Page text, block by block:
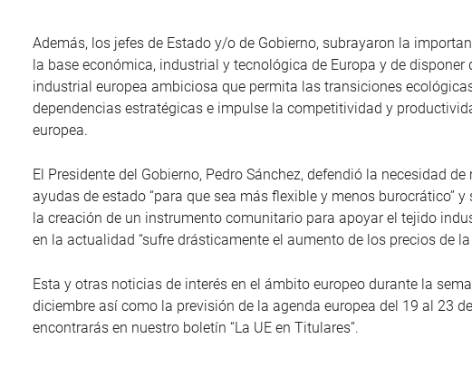
Además, los jefes de Estado y/o de Gobierno, subrayaron la
la base económica, industrial y tecnológica de Europa y de disponer
industrial europea ambiciosa que permita las transiciones
dependencias estratégicas e impulse la competitividad y
europea.
El Presidente del Gobierno, Pedro Sánchez, defendió la necesidad
ayudas de estado “para que sea más flexible y menos burocrático”
la creación de un instrumento comunitario para apoyar el tejido
en la actualidad “sufre drásticamente el aumento de los precios de la
Esta y otras noticias de interés en el ámbito europeo durante la
diciembre así como la previsión de la agenda europea del 19 al 23
encontrarás en nuestro boletín “La UE en Titulares”.